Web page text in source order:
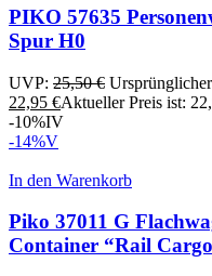
PIKO 57635
Spur H0
UVP: 25,50€
22,95 €Aktueller Preis ist:
-10%IV
-14%V
In den Warenkorb
Piko 37011 G
Container “Rail